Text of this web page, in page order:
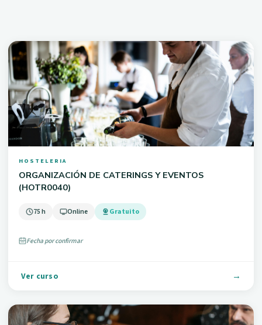
HOSTELERIA
ORGANIZACIÓN DE CATERINGS Y EVENTOS
(HOTR0040)
75 h Online Gratuito
Fecha por confirmar
Ver curso